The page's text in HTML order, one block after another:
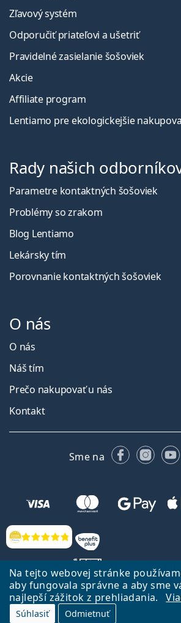
Na tejto webovej stránke
aby fungovala správne a aby sme
najlepší zážitok z prehliadania.
Súhlasiť Odmietnuť
Hodnotenia
Zľavový systém
Odporučiť priateľovi a ušetriť
Pravidelné zasielanie šošoviek
Akcie
Affiliate program
Lentiamo pre ekologickejšie
Rady našich
Parametre kontaktných šošoviek
Problémy so zrakom
Blog Lentiamo
Lekársky tím
Porovnanie kontaktných šošoviek
O nás
O nás
Náš tím
Prečo nakupovať u nás
Kontakt
Sme na Facebooku
Späť na Úvodnu stránku